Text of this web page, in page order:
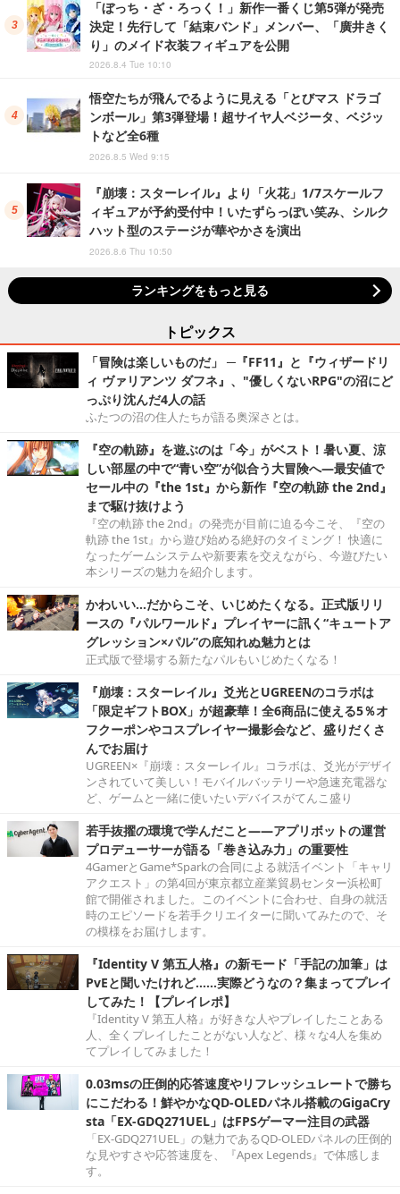
「ぼっち・ざ・ろっく！」新作一番くじ第5弾が発売
決定！先行して「結束バンド」メンバー、「廣井きく
り」のメイド衣装フィギュアを公開
2026.8.4 Tue 10:10
悟空たちが飛んでるように見える「とびマス ドラゴ
ンボール」第3弾登場！超サイヤ人ベジータ、ベジッ
トなど全6種
2026.8.5 Wed 9:15
『崩壊：スターレイル』より「火花」1/7スケールフ
ィギュアが予約受付中！いたずらっぽい笑み、シルク
ハット型のステージが華やかさを演出
2026.8.6 Thu 10:50
ランキングをもっと見る
トピックス
「冒険は楽しいものだ」 ─『FF11』と『ウィザードリ
ィ ヴァリアンツ ダフネ』、"優しくないRPG"の沼にど
っぷり沈んだ4人の話
ふたつの沼の住人たちが語る奥深さとは。
『空の軌跡』を遊ぶのは「今」がベスト！暑い夏、涼
しい部屋の中で“青い空”が似合う大冒険へ―最安値で
セール中の『the 1st』から新作『空の軌跡 the 2nd』
まで駆け抜けよう
『空の軌跡 the 2nd』の発売が目前に迫る今こそ、『空の
軌跡 the 1st』から遊び始める絶好のタイミング！ 快適に
なったゲームシステムや新要素を交えながら、今遊びたい
本シリーズの魅力を紹介します。
かわいい…だからこそ、いじめたくなる。正式版リリ
ースの『パルワールド』プレイヤーに訊く“キュートア
グレッション×パル”の底知れぬ魅力とは
正式版で登場する新たなパルもいじめたくなる！
『崩壊：スターレイル』爻光とUGREENのコラボは
「限定ギフトBOX」が超豪華！全6商品に使える5％オ
フクーポンやコスプレイヤー撮影会など、盛りだくさ
んでお届け
UGREEN×『崩壊：スターレイル』コラボは、爻光がデザイ
ンされていて美しい！モバイルバッテリーや急速充電器な
ど、ゲームと一緒に使いたいデバイスがてんこ盛り
若手抜擢の環境で学んだこと――アプリボットの運営
プロデューサーが語る「巻き込み力」の重要性
4GamerとGame*Sparkの合同による就活イベント「キャリ
アクエスト」の第4回が東京都立産業貿易センター浜松町
館で開催されました。このイベントに合わせ、自身の就活
時のエピソードを若手クリエイターに聞いてみたので、そ
の模様をお届けします。
『Identity V 第五人格』の新モード「手記の加筆」は
PvEと聞いたけれど……実際どうなの？集まってプレイ
してみた！【プレイレポ】
『Identity V 第五人格』が好きな人やプレイしたことある
人、全くプレイしたことがない人など、様々な4人を集め
てプレイしてみました！
0.03msの圧倒的応答速度やリフレッシュレートで勝ち
にこだわる！鮮やかなQD-OLEDパネル搭載のGigaCry
sta「EX-GDQ271UEL」はFPSゲーマー注目の武器
「EX-GDQ271UEL」の魅力であるQD-OLEDパネルの圧倒的
な見やすさや応答速度を、『Apex Legends』で体感しま
す。